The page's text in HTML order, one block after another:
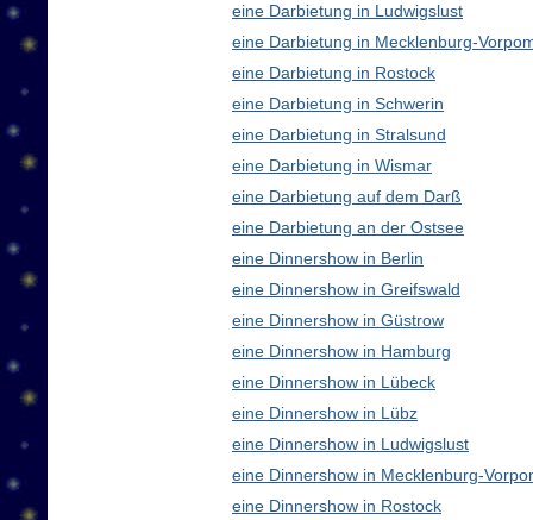
eine Darbietung in Ludwigslust
eine Darbietung in Mecklenburg-
eine Darbietung in Rostock
eine Darbietung in Schwerin
eine Darbietung in Stralsund
eine Darbietung in Wismar
eine Darbietung auf dem Darß
eine Darbietung an der Ostsee
eine Dinnershow in Berlin
eine Dinnershow in Greifswald
eine Dinnershow in Güstrow
eine Dinnershow in Hamburg
eine Dinnershow in Lübeck
eine Dinnershow in Lübz
eine Dinnershow in Ludwigslust
eine Dinnershow in Mecklenburg-
eine Dinnershow in Rostock